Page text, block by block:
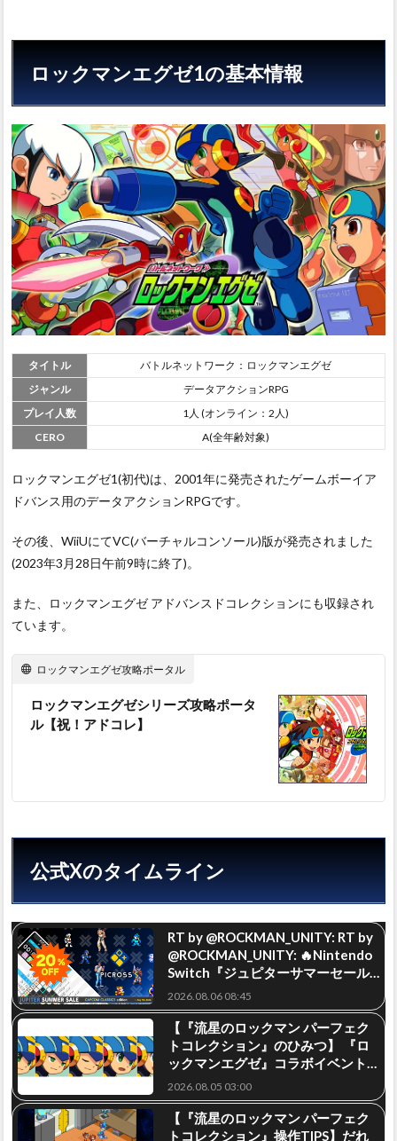
ロックマンエグゼ1の基本情報
タイトル
バトルネットワーク：ロックマンエグゼ
ジャンル
データアクションRPG
プレイ人数
1人 (オンライン：2人)
CERO
A(全年齢対象)
ロックマンエグゼ1(初代)は、2001年に発売されたゲームボーイア
ドバンス用のデータアクションRPGです。
その後、WiiUにてVC(バーチャルコンソール)版が発売されました
(2023年3月28日午前9時に終了)。
また、ロックマンエグゼ アドバンスドコレクションにも収録され
ています。
ロックマンエグゼ攻略ポータル
ロックマンエグゼシリーズ攻略ポータ
ル【祝！アドコレ】
公式Xのタイムライン